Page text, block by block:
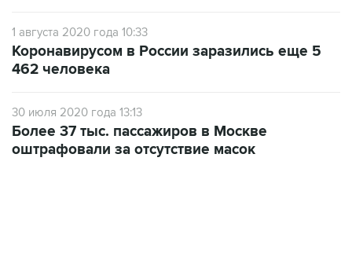
1 августа 2020 года 10:33
Коронавирусом в России заразились еще 5
462 человека
30 июля 2020 года 13:13
Более 37 тыс. пассажиров в Москве
оштрафовали за отсутствие масок